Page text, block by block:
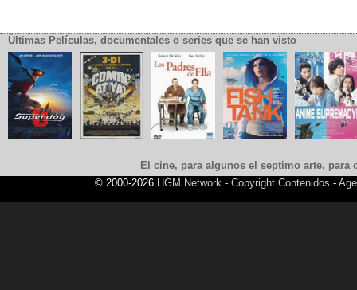
Últimas Películas, documentales o series que se han visto
El cine, para algunos el septimo arte,
© 2000-2026 HGM Network- Copyright Contenidos -